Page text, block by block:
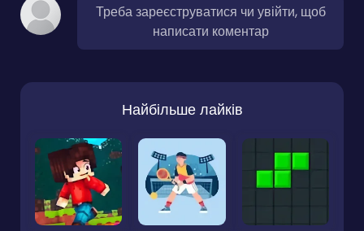
Треба зареєструватися чи увійти, щоб
написати коментар
Найбільше лайків